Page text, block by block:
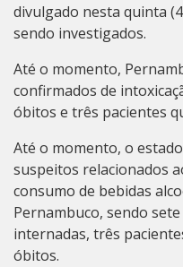
divulgado nesta quinta
sendo investigados.
Até o momento,
confirmados de
óbitos e três pacientes
Até o momento, o
suspeitos relacionados
consumo de bebidas
Pernambuco, sendo
internadas, três
óbitos.